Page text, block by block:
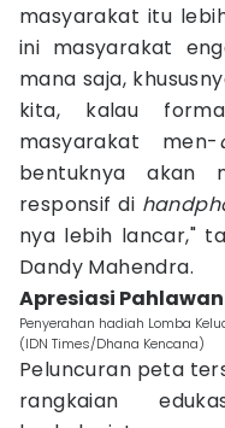
masyarakat itu
ini masyarakat
mana saja,
kita, kalau
masyarakat men-
bentuknya
responsif di
nya lebih lancar,"
Dandy Mahendra.
Apresiasi
Penyerahan hadiah Lomba
(IDN Times/Dhana Kencana)
Peluncuran peta
rangkaian